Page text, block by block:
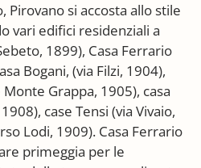
Pirovano si accosta allo stile
vari edifici residenziali a
1899), Casa Ferrario
Bogani, (via Filzi, 1904),
Grappa, 1905), casa
case Tensi (via Vivaio,
Lodi, 1909). Casa Ferrario
primeggia per le